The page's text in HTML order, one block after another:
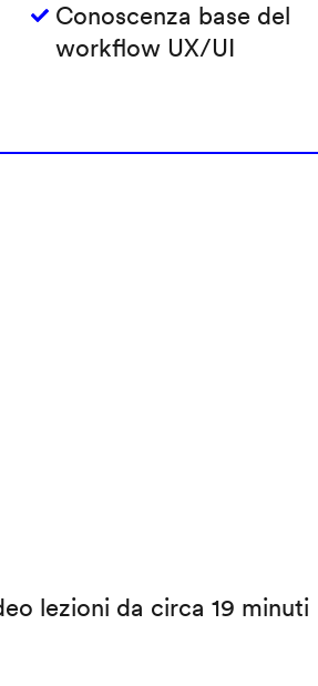
Conoscenza base del
workflow UX/UI
lezioni da circa 19 minuti